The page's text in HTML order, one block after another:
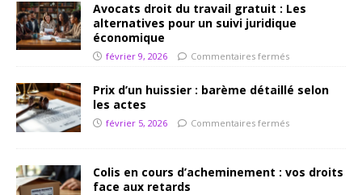
Avocats droit du travail gratuit : Les
alternatives pour un suivi juridique
économique
février 9, 2026 Commentaires fermés
Prix d’un huissier : barème détaillé selon
les actes
février 5, 2026 Commentaires fermés
Colis en cours d’acheminement : vos droits
face aux retards